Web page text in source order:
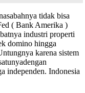
tidak bisa
( Bank Amerika )
industri properti
domino hingga
karena sistem
independen. Indonesia